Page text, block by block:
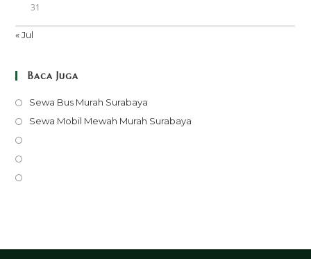
31
« Jul
Baca Juga
Sewa Bus Murah Surabaya
in
Sewa Mobil Mewah Murah Surabaya
tab